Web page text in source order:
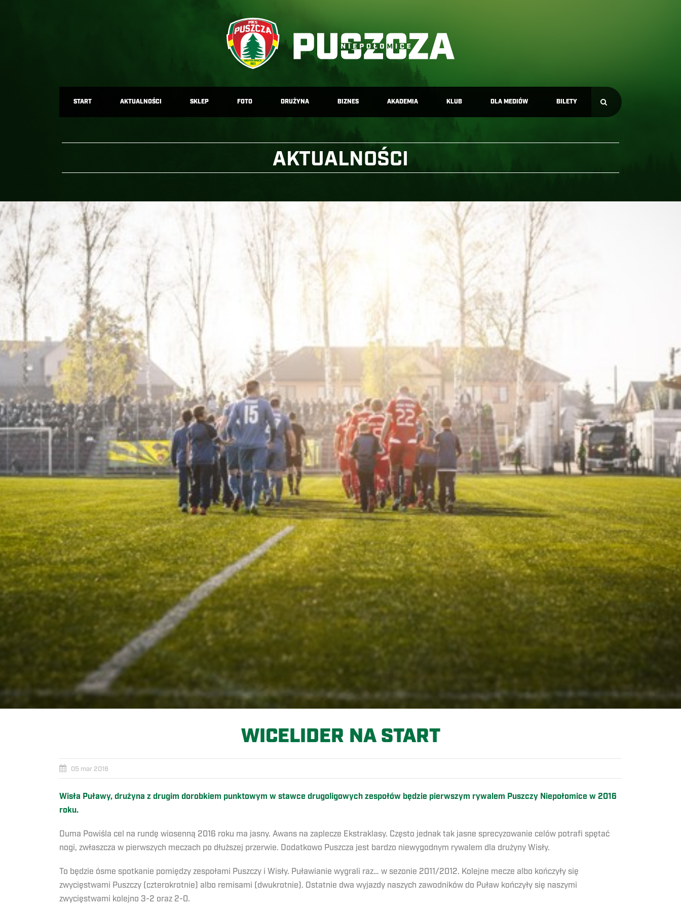
START AKTUALNOŚCI SKLEP FOTO DRUŻYNA BIZNES AKADEMIA KLUB DLA MEDIÓW BILETY
AKTUALNOŚCI
WICELIDER NA START
05 mar 2016
Wisła Puławy, drużyna z drugim dorobkiem punktowym w stawce drugoligowych zespołów będzie pierwszym rywalem Puszczy Niepołomice w 2016
roku.
Duma Powiśla cel na rundę wiosenną 2016 roku ma jasny. Awans na zaplecze Ekstraklasy. Często jednak tak jasne sprecyzowanie celów potrafi spętać
nogi, zwłaszcza w pierwszych meczach po dłuższej przerwie. Dodatkowo Puszcza jest bardzo niewygodnym rywalem dla drużyny Wisły.
To będzie ósme spotkanie pomiędzy zespołami Puszczy i Wisły. Puławianie wygrali raz… w sezonie 2011/2012. Kolejne mecze albo kończyły się
zwycięstwami Puszczy (czterokrotnie) albo remisami (dwukrotnie). Ostatnie dwa wyjazdy naszych zawodników do Puław kończyły się naszymi
zwycięstwami kolejno 3-2 oraz 2-0.